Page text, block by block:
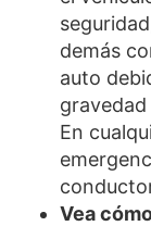
demás
auto
gravedad
En
Vea